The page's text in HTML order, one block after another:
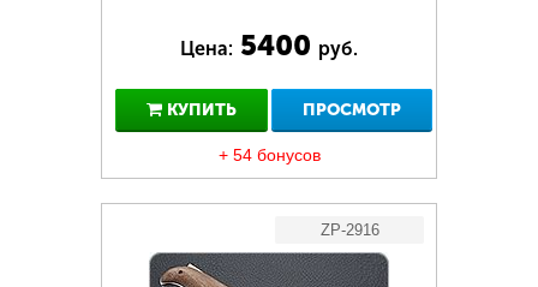
Цена: 5400 руб.
КУПИТЬ ПРОСМОТР
+ 54 бонусов
ZP-2916